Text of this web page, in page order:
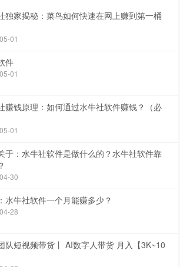
独家揭秘：菜鸟如何快速在网上赚到第一桶
01
件
01
赚钱原理：如何通过水牛社软件赚钱？（必
01
于：水牛社软件是做什么的？水牛社软件靠
30
水牛社软件一个月能赚多少？
28
队短视频带货丨 AI数字人带货 月入【3K~10